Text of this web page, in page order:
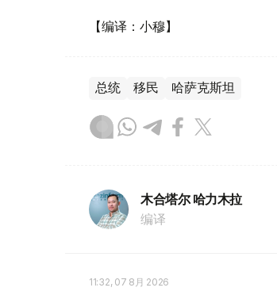
【编译：小穆】
总统 移民 哈萨克斯坦
木合塔尔 哈力木拉
编译
11:32, 07 8月 2026